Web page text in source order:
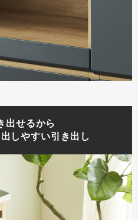
出せるから
しやすい引き出し